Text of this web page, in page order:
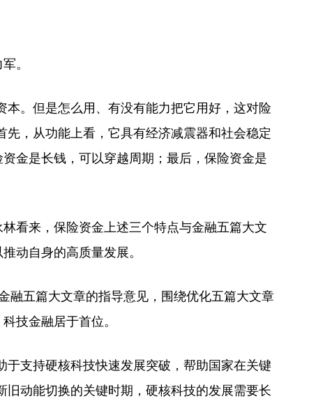
。
。但是怎么用、有没有能力把它用好，这对险
，从功能上看，它具有经济减震器和社会稳定
金是长钱，可以穿越周期；最后，保险资金是
来，保险资金上述三个特点与金融五篇大文
动自身的高质量发展。
五篇大文章的指导意见，围绕优化五篇大文章
技金融居于首位。
支持硬核科技快速发展突破，帮助国家在关键
动能切换的关键时期，硬核科技的发展需要长